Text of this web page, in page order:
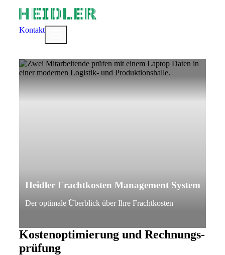
springenKontakt
Heidler Frachtkosten Management System
Der optimale Überblick über Ihre Frachtkosten
Kostenoptimierung und Rechnungs-
prüfung